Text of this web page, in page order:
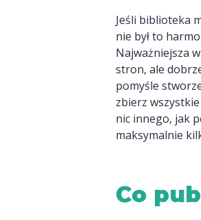
Jeśli biblioteka
nie był to
Najważniejsza
stron, ale
pomyśle
zbierz
nic innego, jak
maksymalnie
Co